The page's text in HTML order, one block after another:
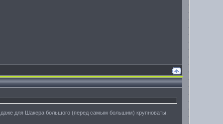
даже для Шакера большого (перед самым большим) крупноваты.